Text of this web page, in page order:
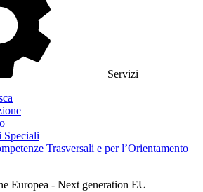
Servizi
Speciali
Trasversali e per l’Orientamento